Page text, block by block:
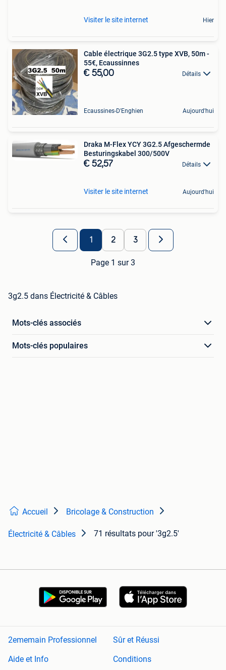
Visiter le site internet Hier
Cable électrique 3G2.5 type XVB, 50m -
55€, Ecaussinnes
€ 55,00 Détails
Ecaussines-D'Enghien Aujourd'hui
Draka M-Flex YCY 3G2.5 Afgeschermde
Besturingskabel 300/500V
€ 52,57 Détails
Visiter le site internet Aujourd'hui
1 2 3
Page 1 sur 3
3g2.5 dans Électricité & Câbles
Mots-clés associés
Mots-clés populaires
Accueil Bricolage & Construction
Électricité & Câbles 71 résultats pour '3g2.5'
2ememain Professionnel
Sûr et Réussi
Aide et Info
Conditions